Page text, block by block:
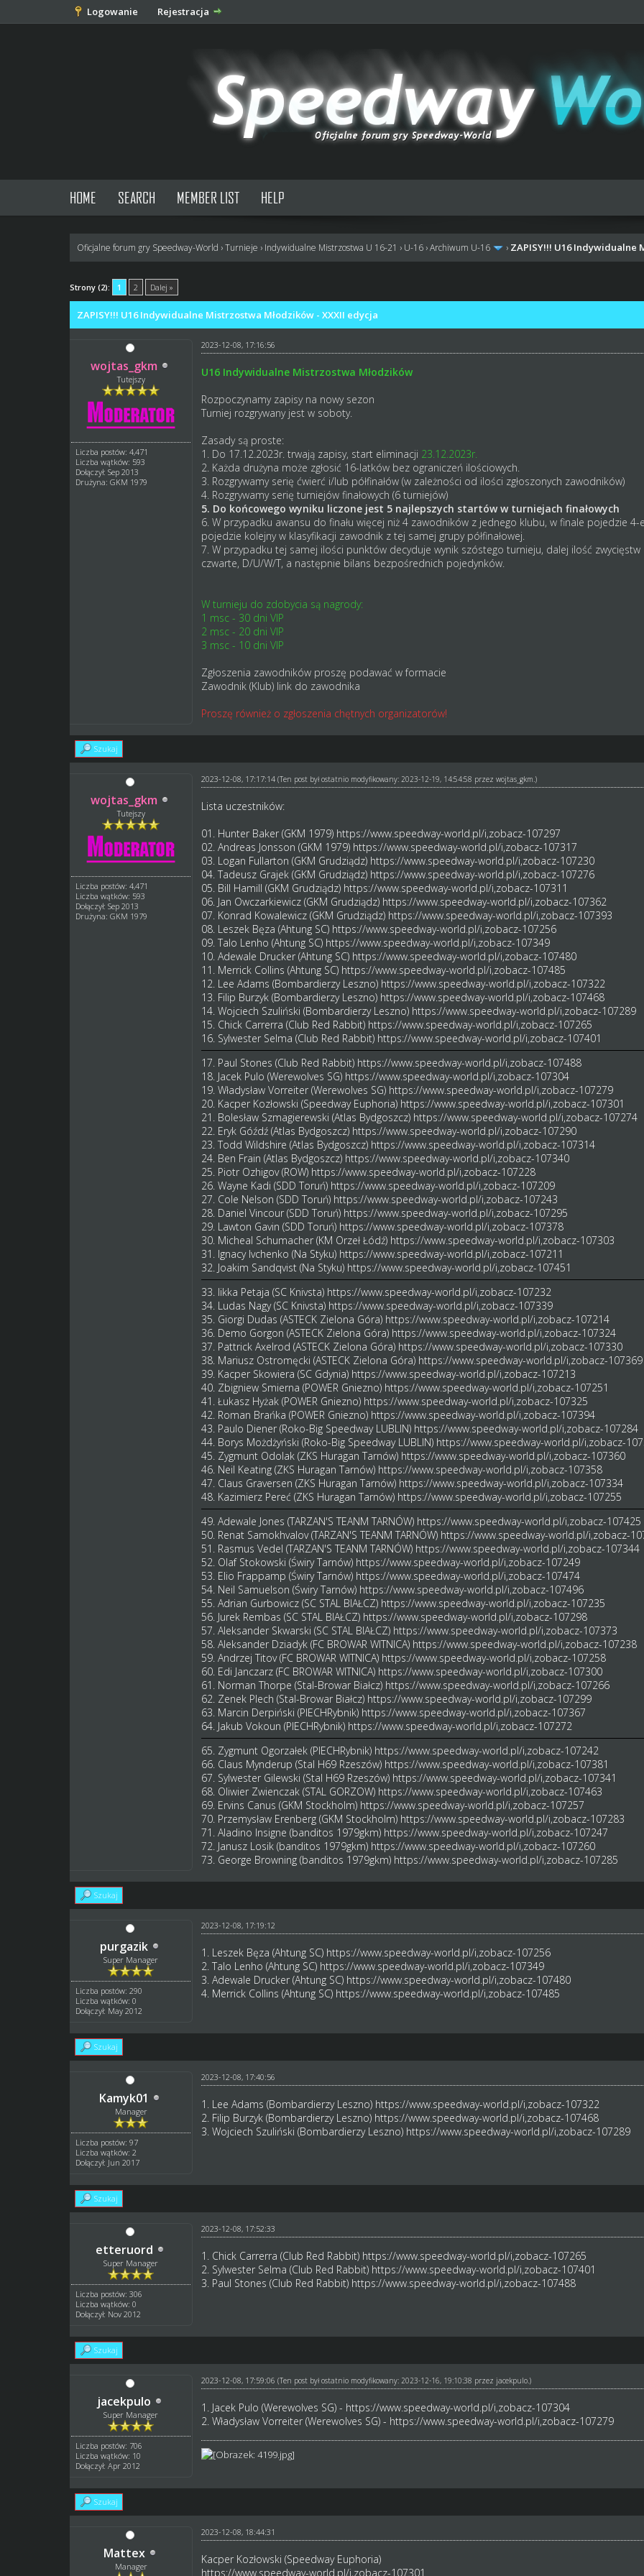
Logowanie Rejestracja
HOME SEARCH MEMBER LIST HELP
Oficjalne forum gry Speedway-World ›Turnieje › Indywidualne Mistrzostwa U 16-21 › U-16 ›Archiwum U-16 › ZAPISY!!! U16 Indywidualne
Strony (2): 1 2 Dalej »
głosów - średnia: 0
ZAPISY!!! U16 Indywidualne Mistrzostwa Młodzików - XXXII edycja
wojtas_gkm
Tutejszy
Liczba postów: 4,471
Liczba wątków: 593
Dołączył: Sep 2013
Drużyna: GKM 1979
2023-12-08, 17:16:56
U16 Indywidualne Mistrzostwa Młodzików
Rozpoczynamy zapisy na nowysezon
Turniej rozgrywany jest w soboty.
Zasady są proste:
1. Do 17.12.2023r. trwają zapisy, start eliminacji 23.12.2023r.
2. Każda drużyna może zgłosić 16-latków bez ograniczeń ilościowych.
3. Rozgrywamy serię ćwierć i/lub półfinałów (w zależności od ilości zgłoszonych zawodników)
4. Rozgrywamy serię turniejów finałowych (6 turniejów)
5. Do końcowego wyniku liczone jest 5 najlepszych startów w turniejach finałowych
6. W przypadku awansu do finału więcej niż 4 zawodników z jednego klubu, w finale pojedzie
pojedzie kolejny w klasyfikacji zawodnik z tej samej grupy półfinałowej.
7. W przypadku tej samej ilości punktów decyduje wynik szóstego turnieju, dalej ilość
czwarte, D/U/W/T, a następnie bilans bezpośrednich pojedynków.
W turnieju do zdobycia są nagrody:
1 msc - 30 dni VIP
2 msc - 20 dni VIP
3 msc - 10 dni VIP
Zgłoszenia zawodników proszę podawać w formacie
Zawodnik (Klub) link do zawodnika
Proszę również o zgłoszenia chętnych organizatorów!
Szukaj
wojtas_gkm
Tutejszy
Liczba postów: 4,471
Liczba wątków: 593
Dołączył: Sep 2013
Drużyna: GKM 1979
2023-12-08, 17:17:14 (Ten post był ostatnio modyfikowany: 2023-12-19, 14:54:58 przez wojtas_gkm .)
Lista uczestników:
01. Hunter Baker (GKM 1979) https://www.speedway-world.pl/i,zobacz-107297
02. Andreas Jonsson (GKM 1979) https://www.speedway-world.pl/i,zobacz-107317
03. Logan Fullarton (GKM Grudziądz) https://www.speedway-world.pl/i,zobacz-107230
04. Tadeusz Grajek (GKM Grudziądz) https://www.speedway-world.pl/i,zobacz-107276
05. Bill Hamill (GKM Grudziądz) https://www.speedway-world.pl/i,zobacz-107311
06. Jan Owczarkiewicz (GKM Grudziądz) https://www.speedway-world.pl/i,zobacz-107362
07. Konrad Kowalewicz (GKM Grudziądz) https://www.speedway-world.pl/i,zobacz-107393
08. Leszek Bęza (Ahtung SC) https://www.speedway-world.pl/i,zobacz-107256
09. Talo Lenho (Ahtung SC) https://www.speedway-world.pl/i,zobacz-107349
10. Adewale Drucker (Ahtung SC) https://www.speedway-world.pl/i,zobacz-107480
11. Merrick Collins (Ahtung SC) https://www.speedway-world.pl/i,zobacz-107485
12. Lee Adams (Bombardierzy Leszno) https://www.speedway-world.pl/i,zobacz-107322
13. Filip Burzyk (Bombardierzy Leszno) https://www.speedway-world.pl/i,zobacz-107468
14. Wojciech Szuliński (Bombardierzy Leszno) https://www.speedway-world.pl/i,zobacz-107289
15. Chick Carrerra (Club Red Rabbit) https://www.speedway-world.pl/i,zobacz-107265
16. Sylwester Selma (Club Red Rabbit) https://www.speedway-world.pl/i,zobacz-107401
17. Paul Stones (Club Red Rabbit) https://www.speedway-world.pl/i,zobacz-107488
18. Jacek Pulo (Werewolves SG) https://www.speedway-world.pl/i,zobacz-107304
19. Władysław Vorreiter (Werewolves SG) https://www.speedway-world.pl/i,zobacz-107279
20. Kacper Kozłowski (Speedway Euphoria) https://www.speedway-world.pl/i,zobacz-107301
21. Bolesław Szmagierewski (Atlas Bydgoszcz) https://www.speedway-world.pl/i,zobacz-107274
22. Eryk Góźdź (Atlas Bydgoszcz) https://www.speedway-world.pl/i,zobacz-107290
23. Todd Wildshire (Atlas Bydgoszcz) https://www.speedway-world.pl/i,zobacz-107314
24. Ben Frain (Atlas Bydgoszcz) https://www.speedway-world.pl/i,zobacz-107340
25. Piotr Ozhigov (ROW) https://www.speedway-world.pl/i,zobacz-107228
26. Wayne Kadi (SDD Toruń) https://www.speedway-world.pl/i,zobacz-107209
27. Cole Nelson (SDD Toruń) https://www.speedway-world.pl/i,zobacz-107243
28. Daniel Vincour (SDD Toruń) https://www.speedway-world.pl/i,zobacz-107295
29. Lawton Gavin (SDD Toruń) https://www.speedway-world.pl/i,zobacz-107378
30. Micheal Schumacher (KM Orzeł Łódź) https://www.speedway-world.pl/i,zobacz-107303
31. Ignacy Ivchenko (Na Styku) https://www.speedway-world.pl/i,zobacz-107211
32. Joakim Sandqvist (Na Styku) https://www.speedway-world.pl/i,zobacz-107451
33. Iikka Petaja (SC Knivsta) https://www.speedway-world.pl/i,zobacz-107232
34. Ludas Nagy (SC Knivsta) https://www.speedway-world.pl/i,zobacz-107339
35. Giorgi Dudas (ASTECK Zielona Góra) https://www.speedway-world.pl/i,zobacz-107214
36. Demo Gorgon (ASTECK Zielona Góra) https://www.speedway-world.pl/i,zobacz-107324
37. Pattrick Axelrod (ASTECK Zielona Góra) https://www.speedway-world.pl/i,zobacz-107330
38. Mariusz Ostromęcki (ASTECK Zielona Góra) https://www.speedway-world.pl/i,zobacz-107369
39. Kacper Skowiera (SC Gdynia) https://www.speedway-world.pl/i,zobacz-107213
40. Zbigniew Smierna (POWER Gniezno) https://www.speedway-world.pl/i,zobacz-107251
41. Łukasz Hyżak (POWER Gniezno) https://www.speedway-world.pl/i,zobacz-107325
42. Roman Brańka (POWER Gniezno) https://www.speedway-world.pl/i,zobacz-107394
43. Paulo Diener (Roko-Big Speedway LUBLIN) https://www.speedway-world.pl/i,zobacz-107284
44. Borys Możdżyński (Roko-Big Speedway LUBLIN) https://www.speedway-world.pl/i,zobacz-
45. Zygmunt Odolak (ZKS Huragan Tarnów) https://www.speedway-world.pl/i,zobacz-107360
46. Neil Keating (ZKS Huragan Tarnów) https://www.speedway-world.pl/i,zobacz-107358
47. Claus Graversen (ZKS Huragan Tarnów) https://www.speedway-world.pl/i,zobacz-107334
48. Kazimierz Pereć (ZKS Huragan Tarnów) https://www.speedway-world.pl/i,zobacz-107255
49. Adewale Jones (TARZAN'S TEANM TARNÓW) https://www.speedway-world.pl/i,zobacz-107425
50. Renat Samokhvalov (TARZAN'S TEANM TARNÓW) https://www.speedway-world.pl/i,zobacz-
51. Rasmus Vedel (TARZAN'S TEANM TARNÓW) https://www.speedway-world.pl/i,zobacz-107344
52. Olaf Stokowski (Świry Tarnów) https://www.speedway-world.pl/i,zobacz-107249
53. Elio Frappamp (Świry Tarnów) https://www.speedway-world.pl/i,zobacz-107474
54. Neil Samuelson (Świry Tarnów) https://www.speedway-world.pl/i,zobacz-107496
55. Adrian Gurbowicz (SC STAL BIAŁCZ) https://www.speedway-world.pl/i,zobacz-107235
56. Jurek Rembas (SC STAL BIAŁCZ) https://www.speedway-world.pl/i,zobacz-107298
57. Aleksander Skwarski (SC STAL BIAŁCZ) https://www.speedway-world.pl/i,zobacz-107373
58. Aleksander Dziadyk (FC BROWAR WITNICA) https://www.speedway-world.pl/i,zobacz-107238
59. Andrzej Titov (FC BROWAR WITNICA) https://www.speedway-world.pl/i,zobacz-107258
60. Edi Janczarz (FC BROWAR WITNICA) https://www.speedway-world.pl/i,zobacz-107300
61. Norman Thorpe (Stal-Browar Białcz) https://www.speedway-world.pl/i,zobacz-107266
62. Zenek Plech (Stal-Browar Białcz) https://www.speedway-world.pl/i,zobacz-107299
63. Marcin Derpiński (PIECHRybnik) https://www.speedway-world.pl/i,zobacz-107367
64. Jakub Vokoun (PIECHRybnik) https://www.speedway-world.pl/i,zobacz-107272
65. Zygmunt Ogorzałek (PIECHRybnik) https://www.speedway-world.pl/i,zobacz-107242
66. Claus Mynderup (Stal H69 Rzeszów) https://www.speedway-world.pl/i,zobacz-107381
67. Sylwester Gilewski (Stal H69 Rzeszów) https://www.speedway-world.pl/i,zobacz-107341
68. Oliwier Zwienczak (STAL GORZOW) https://www.speedway-world.pl/i,zobacz-107463
69. Ervins Canus (GKM Stockholm) https://www.speedway-world.pl/i,zobacz-107257
70. Przemysław Erenberg (GKM Stockholm) https://www.speedway-world.pl/i,zobacz-107283
71. Aladino Insigne (banditos 1979gkm) https://www.speedway-world.pl/i,zobacz-107247
72. Janusz Losik (banditos 1979gkm) https://www.speedway-world.pl/i,zobacz-107260
73. George Browning (banditos 1979gkm) https://www.speedway-world.pl/i,zobacz-107285
Szukaj
purgazik
Super Manager
Liczba postów: 290
Liczba wątków: 0
Dołączył: May 2012
2023-12-08, 17:19:12
1. Leszek Bęza (Ahtung SC) https://www.speedway-world.pl/i,zobacz-107256
2. Talo Lenho (Ahtung SC) https://www.speedway-world.pl/i,zobacz-107349
3. Adewale Drucker (Ahtung SC) https://www.speedway-world.pl/i,zobacz-107480
4. Merrick Collins (Ahtung SC) https://www.speedway-world.pl/i,zobacz-107485
Szukaj
Kamyk01
Manager
Liczba postów: 97
Liczba wątków: 2
Dołączył: Jun 2017
2023-12-08, 17:40:56
1. Lee Adams (Bombardierzy Leszno) https://www.speedway-world.pl/i,zobacz-107322
2. Filip Burzyk (Bombardierzy Leszno) https://www.speedway-world.pl/i,zobacz-107468
3. Wojciech Szuliński (Bombardierzy Leszno) https://www.speedway-world.pl/i,zobacz-107289
Szukaj
etteruord
Super Manager
Liczba postów: 306
Liczba wątków: 0
Dołączył: Nov 2012
2023-12-08, 17:52:33
1. Chick Carrerra (Club Red Rabbit) https://www.speedway-world.pl/i,zobacz-107265
2. Sylwester Selma (Club Red Rabbit) https://www.speedway-world.pl/i,zobacz-107401
3. Paul Stones (Club Red Rabbit) https://www.speedway-world.pl/i,zobacz-107488
Szukaj
jacekpulo
Super Manager
Liczba postów: 706
Liczba wątków: 10
Dołączył: Apr 2012
2023-12-08, 17:59:06 (Ten post był ostatnio modyfikowany: 2023-12-16, 19:10:38 przez jacekpulo.)
1. Jacek Pulo (Werewolves SG) - https://www.speedway-world.pl/i,zobacz-107304
2. Władysław Vorreiter (Werewolves SG) - https://www.speedway-world.pl/i,zobacz-107279
Szukaj
Mattex
Manager
2023-12-08, 18:44:31
Kacper Kozłowski (Speedway Euphoria)
https://www.speedway-world.pl/i,zobacz-107301